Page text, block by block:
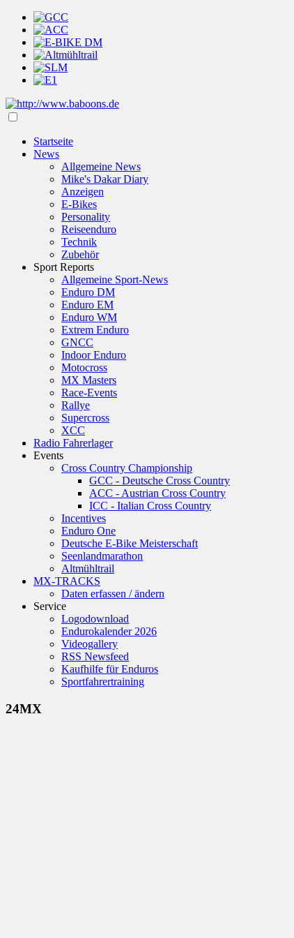
Startseite
News
Allgemeine News
Mike's Dakar Diary
Anzeigen
E-Bikes
Personality
Reiseenduro
Technik
Zubehör
Sport Reports
Allgemeine Sport-News
Enduro DM
Enduro EM
Enduro WM
Extrem Enduro
GNCC
Indoor Enduro
Motocross
MX Masters
Race-Events
Rallye
Supercross
XCC
Radio Fahrerlager
Events
Cross Country Championship
GCC - Deutsche Cross Country
ACC - Austrian Cross Country
ICC - Italian Cross Country
Incentives
Enduro One
Deutsche E-Bike Meisterschaft
Seenlandmarathon
Altmühltrail
MX-TRACKS
Daten erfassen / ändern
Service
Logodownload
Endurokalender 2026
Videogallery
RSS Newsfeed
Kaufhilfe für Enduros
Sportfahrertraining
24MX